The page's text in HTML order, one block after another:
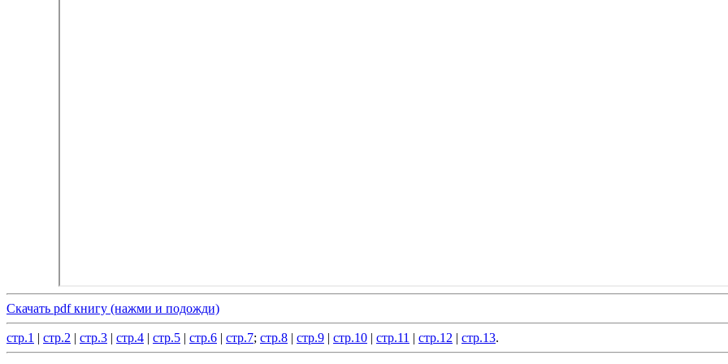
Скачать pdf книгу (нажми и подожди)
стр.1 | стр.2 | стр.3 | стр.4 | стр.5 | стр.6 | стр.7; стр.8 | стр.9 | стр.10 | стр.11 | стр.12 | стр.13.